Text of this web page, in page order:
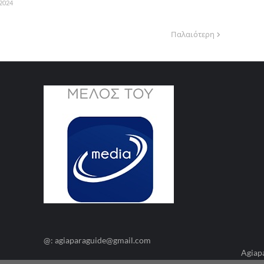
Παλαιότερη
@: agiaparaguide@gmail.com